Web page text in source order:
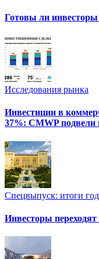
Готовы ли
Исследования рынка
Инвестиции в
37%: CMWP подвели
Спецвыпуск: итоги
Инвесторы